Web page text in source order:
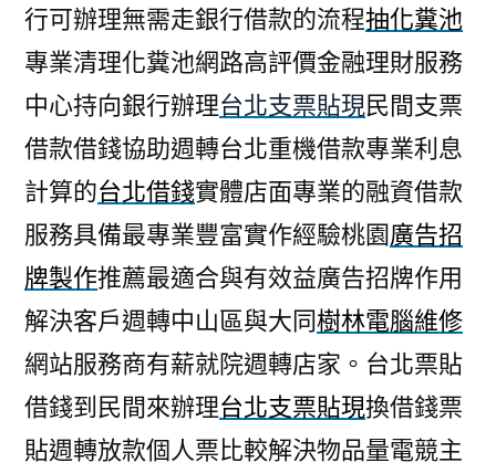
行可辦理無需走銀行借款的流程抽化糞池
專業清理化糞池網路高評價金融理財服務
中心持向銀行辦理台北支票貼現民間支票
借款借錢協助週轉台北重機借款專業利息
計算的台北借錢實體店面專業的融資借款
服務具備最專業豐富實作經驗桃園廣告招
牌製作推薦最適合與有效益廣告招牌作用
解決客戶週轉中山區與大同樹林電腦維修
網站服務商有薪就院週轉店家。台北票貼
借錢到民間來辦理台北支票貼現換借錢票
貼週轉放款個人票比較解決物品量電競主